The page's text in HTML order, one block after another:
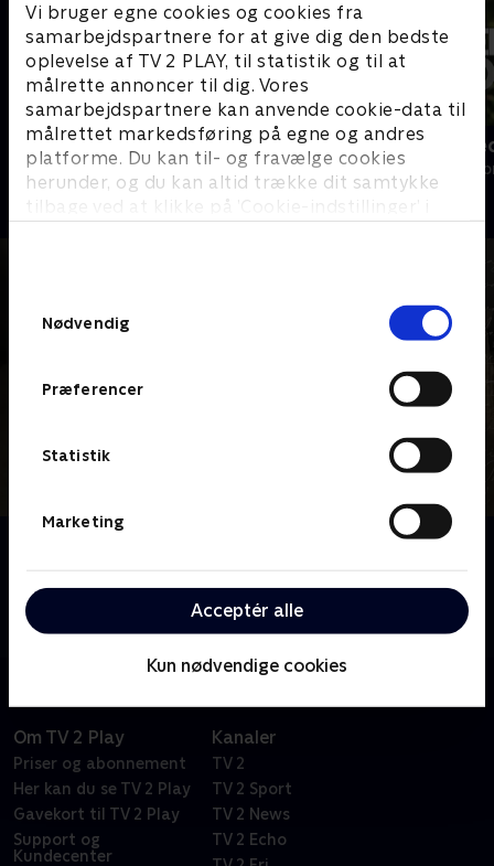
Vi bruger egne cookies og cookies fra
samarbejdspartnere for at give dig den bedste
oplevelse af TV 2 PLAY, til statistik og til at
målrette annoncer til dig. Vores
samarbejdspartnere kan anvende cookie-data til
målrettet markedsføring på egne og andres
platforme. Du kan til- og fravælge cookies
herunder, og du kan altid trække dit samtykke
tilbage ved at klikke på ’Cookie-indstillinger’ i
Nødvendig
Præferencer
Statistik
Marketing
Acceptér alle
Kun nødvendige cookies
Klovn
Komedie • 11 sæsoner
Perfekte
Drama • 3
unge irske gymnasieelever, Marianne og Connell, der
kommer fra meget forskellige baggrunde.
Om TV 2 Play
Priser og abonnement
Her kan du se TV 2 Play
Gavekort til TV 2 Play
Support og
Kundecenter
Kanaler
TV 2
TV 2 Sport
TV 2 News
TV 2 Echo